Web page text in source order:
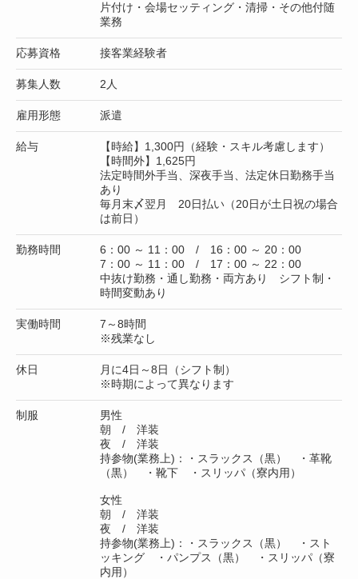
片付け・会場セッティング・清掃・その他付随
業務
応募資格 接客業経験者
募集人数 2人
雇用形態 派遣
給与
【時給】1,300円（経験・スキル考慮します）
【時間外】1,625円
法定時間外手当、深夜手当、法定休日勤務手当
あり
毎月末〆翌月 20日払い（20日が土日祝の場合
は前日）
勤務時間
6：00 ～ 11：00 / 16：00 ～ 20：00
7：00 ～ 11：00 / 17：00 ～ 22：00
中抜け勤務・通し勤務・両方あり シフト制・
時間変動あり
実働時間
7～8時間
※残業なし
休日
月に4日～8日（シフト制）
※時期によって異なります
制服
男性
朝 / 洋装
夜 / 洋装
持参物(業務上)：・スラックス（黒） ・革靴
（黒） ・靴下 ・スリッパ（寮内用）
女性
朝 / 洋装
夜 / 洋装
持参物(業務上)：・スラックス（黒） ・スト
ッキング ・パンプス（黒） ・スリッパ（寮
内用）